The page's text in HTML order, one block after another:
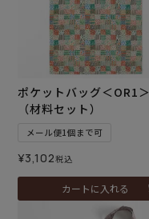
ポケットバッグ＜OR1＞
（材料セット）
メール便1個まで可
¥3,102税込
カートに入れる